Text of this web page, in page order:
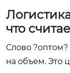
что
Слово ?оптом?
на объем. Это